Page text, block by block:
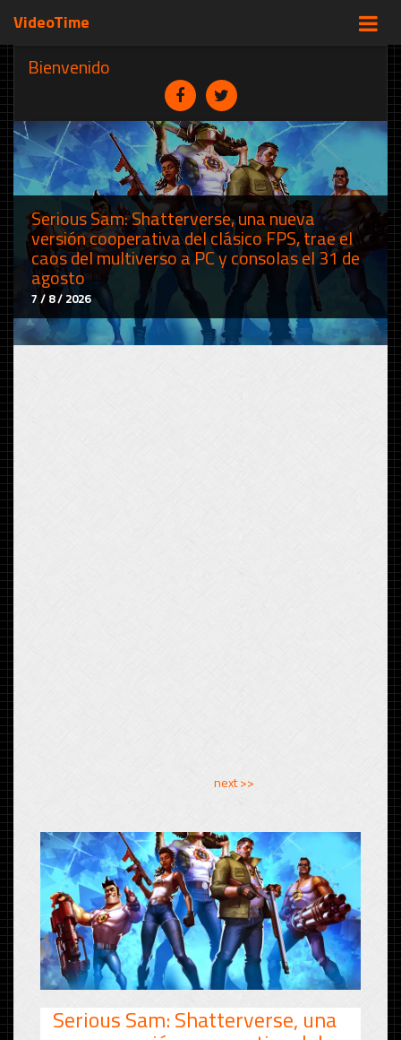
VideoTime
Bienvenido
Serious Sam: Shatterverse, una nueva
versión cooperativa del clásico FPS, trae el
caos del multiverso a PC y consolas el 31 de
agosto
7 / 8 / 2026
next >>
Serious Sam: Shatterverse, una